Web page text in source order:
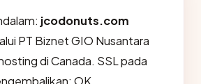
jcodonuts.com
PT Biznet GIO Nusantara
di Canada. SSL pada